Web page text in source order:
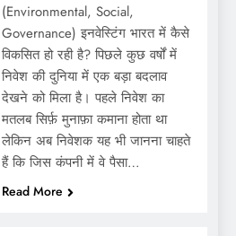
(Environmental, Social,
Governance) इनवेस्टिंग भारत में कैसे
विकसित हो रही है? पिछले कुछ वर्षों में
निवेश की दुनिया में एक बड़ा बदलाव
देखने को मिला है। पहले निवेश का
मतलब सिर्फ़ मुनाफ़ा कमाना होता था
लेकिन अब निवेशक यह भी जानना चाहते
हैं कि जिस कंपनी में वे पैसा…
Read More